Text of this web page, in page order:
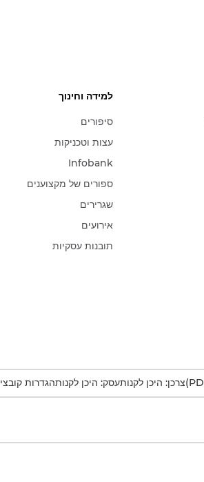
למידה וחינוך
סיפורים
עצות וטכניקות
Infobank
ספורים של מקצוענים
שגרירים
אירועים
תובנות עסקיות
צרכן: היכן לקנותעסק: היכן לקנותהגדרות קובצי Cookie